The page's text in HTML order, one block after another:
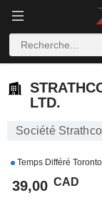
LTD.
Société
Temps Différé
39,00 CAD